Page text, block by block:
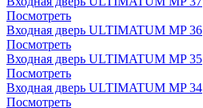
Посмотреть
Входная дверь ULTIMATUM MP 36
Посмотреть
Входная дверь ULTIMATUM MP 35
Посмотреть
Входная дверь ULTIMATUM MP 34
Посмотреть